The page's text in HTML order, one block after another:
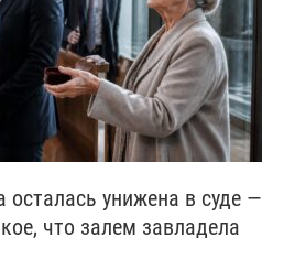
унижена в суде —
что залем завладела